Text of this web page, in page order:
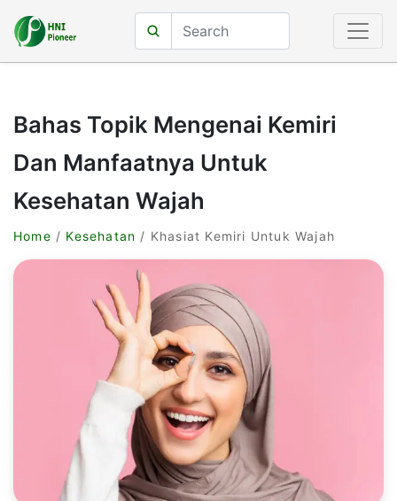
Bahas Topik Mengenai Kemiri
Dan Manfaatnya Untuk
Kesehatan Wajah
Home / Kesehatan / Khasiat Kemiri Untuk Wajah